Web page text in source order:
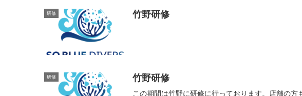
研修 竹野研修
研修 竹野研修
この期間は竹野に研修に行っております。店舗の